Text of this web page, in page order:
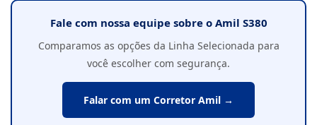
Fale com nossa equipe sobre o Amil S380
Comparamos as opções da Linha Selecionada para
você escolher com segurança.
Falar com um Corretor Amil →